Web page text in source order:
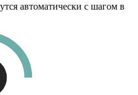
автоматически с шагом в